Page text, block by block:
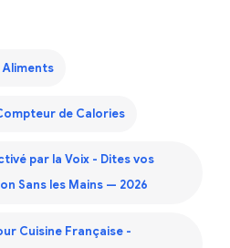
Aliments
de Calories
par la Voix - Dites vos
Sans les Mains — 2026
Cuisine Française -